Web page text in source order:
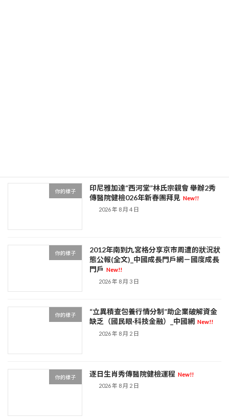
你的樣子
印尼雅加達“西河堂”林氏宗親會 舉辦2秀
傳醫院健檢026年新春團拜見 New!!
2026 年 8 月 4 日
你的樣子
2012年南到九宮格分享京市周遭的狀況狀
態公報(全文)_中國成長門戶網－國度成長
門戶 New!!
2026 年 8 月 3 日
你的樣子
“立異積查包養行情分制”助企業破解資金
缺乏（國民眼·科技金融）_中國網 New!!
2026 年 8 月 2 日
你的樣子 逐日生肖秀傳醫院健檢運程 New!!
2026 年 8 月 2 日